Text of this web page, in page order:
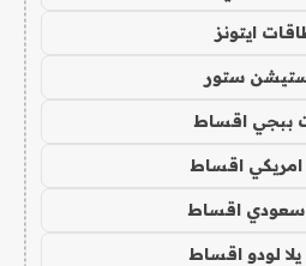
ايتونز
ستور
ببجي اقساط
امريكي اقساط
سعودي اقساط
لودو اقساط